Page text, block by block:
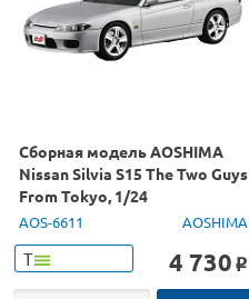
Сборная модель AOSHIMA
Nissan Silvia S15 The Two Guys
From Tokyo, 1/24
AOS-6611 AOSHIMA
Т 4 730 o